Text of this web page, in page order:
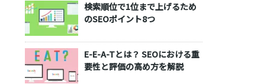
検索順位で1位まで上げるため
のSEOポイント8つ
E-E-A-Tとは？ SEOにおける重
要性と評価の高め方を解説